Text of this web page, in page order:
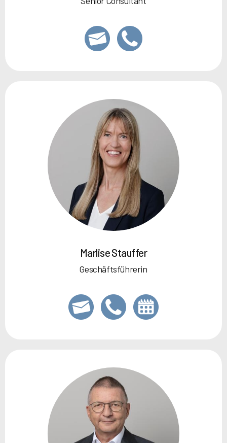
Marlise Stauffer
Geschäftsführerin